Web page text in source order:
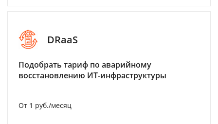
DRaaS
Подобрать тариф по аварийному
восстановлению ИТ-инфраструктуры
От 1 руб./месяц